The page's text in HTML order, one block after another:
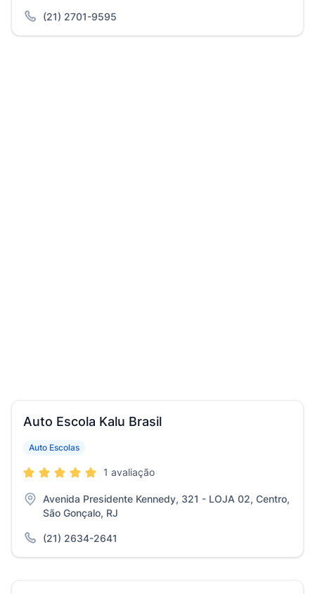
(21) 2701-9595
Auto Escola Kalu Brasil
Auto Escolas
1 avaliação
Avenida Presidente Kennedy, 321 - LOJA 02, Centro,
São Gonçalo, RJ
(21) 2634-2641